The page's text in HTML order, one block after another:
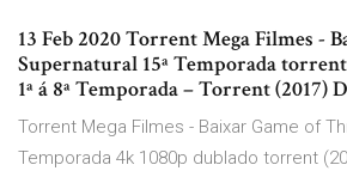
13 Feb 2020 Torrent Mega Filmes -
Supernatural 15ª Temporada
1ª á 8ª Temporada – Torrent (2017)
Torrent Mega Filmes - Baixar Game of
Temporada 4k 1080p dublado torrent